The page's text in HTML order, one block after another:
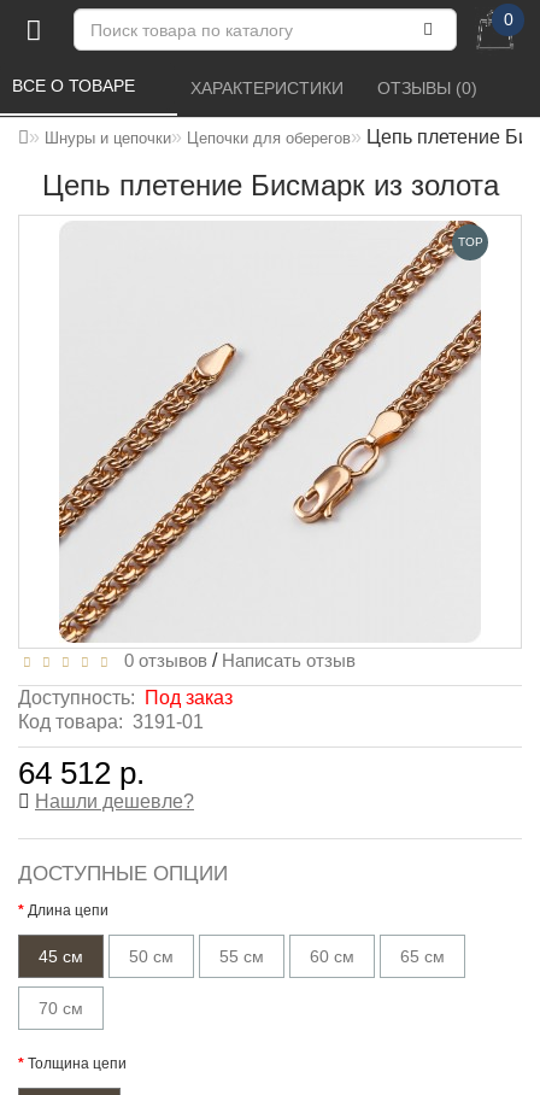
0
Шнуры и цепочки Цепочки для оберегов Цепь плетение
Цепь плетение Бисмарк из золота
ВСЕ О ТОВАРЕ ХАРАКТЕРИСТИКИ ОТЗЫВЫ (0)
TOP
0 отзывов / Написать отзыв
Доступность:
Под заказ
Код товара: 3191-01
64 512 р.
Нашли дешевле?
ДОСТУПНЫЕ ОПЦИИ
Длина цепи
45 см 50 см 55 см 60 см 65 см
70 см
Толщина цепи